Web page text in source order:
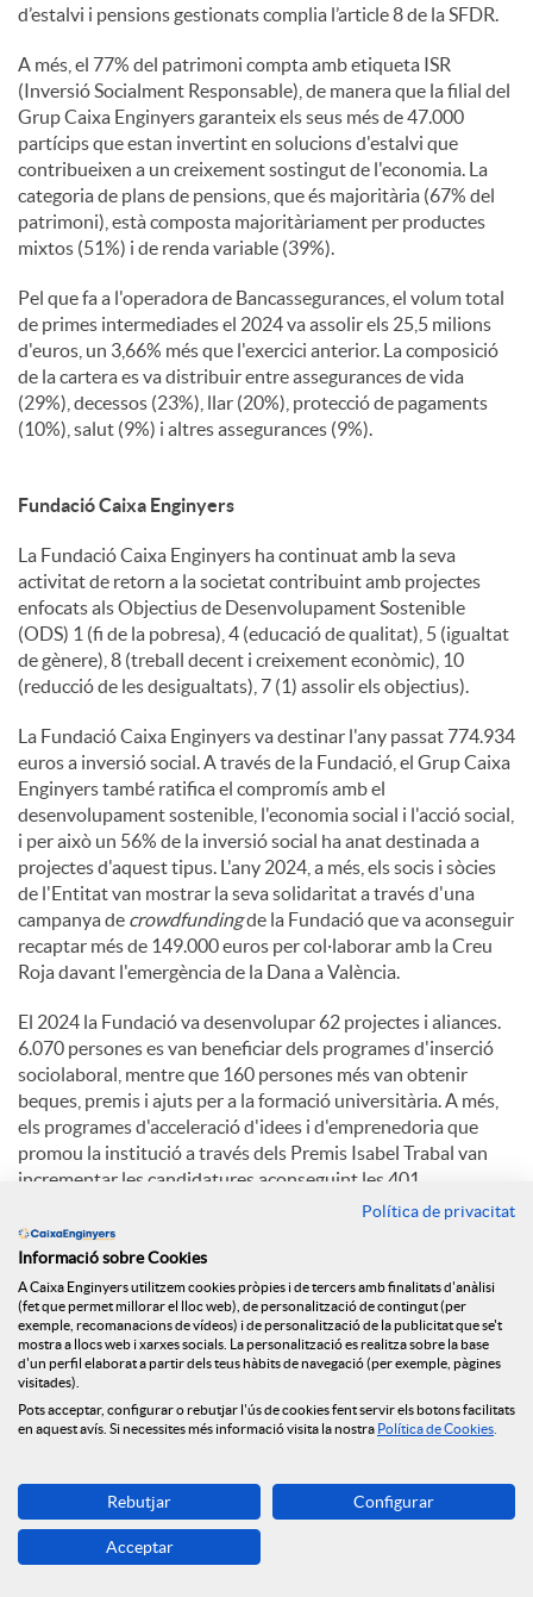
d’estalvi i pensions gestionats complia l’article 8 de la SFDR.
A més, el 77% del patrimoni compta amb etiqueta ISR
(Inversió Socialment Responsable), de manera que la filial del
Grup Caixa Enginyers garanteix els seus més de 47.000
partícips que estan invertint en solucions d'estalvi que
contribueixen a un creixement sostingut de l'economia. La
categoria de plans de pensions, que és majoritària (67% del
patrimoni), està composta majoritàriament per productes
mixtos (51%) i de renda variable (39%).
Pel que fa a l'operadora de Bancassegurances, el volum total
de primes intermediades el 2024 va assolir els 25,5 milions
d'euros, un 3,66% més que l'exercici anterior. La composició
de la cartera es va distribuir entre assegurances de vida
(29%), decessos (23%), llar (20%), protecció de pagaments
(10%), salut (9%) i altres assegurances (9%).
Fundació Caixa Enginyers
La Fundació Caixa Enginyers ha continuat amb la seva
activitat de retorn a la societat contribuint amb projectes
enfocats als Objectius de Desenvolupament Sostenible
(ODS) 1 (fi de la pobresa), 4 (educació de qualitat), 5 (igualtat
de gènere), 8 (treball decent i creixement econòmic), 10
(reducció de les desigualtats), 7 (1) assolir els objectius).
La Fundació Caixa Enginyers va destinar l'any passat 774.934
euros a inversió social. A través de la Fundació, el Grup Caixa
Enginyers també ratifica el compromís amb el
desenvolupament sostenible, l'economia social i l'acció social,
i per això un 56% de la inversió social ha anat destinada a
projectes d'aquest tipus. L'any 2024, a més, els socis i sòcies
de l'Entitat van mostrar la seva solidaritat a través d'una
campanya de crowdfundingde la Fundació que va aconseguir
recaptar més de 149.000 euros per col·laborar amb la Creu
Roja davant l'emergència de la Dana a València.
El 2024 la Fundació va desenvolupar 62 projectes i aliances.
6.070 persones es van beneficiar dels programes d'inserció
sociolaboral, mentre que 160 persones més van obtenir
beques, premis i ajuts per a la formació universitària. A més,
els programes d'acceleració d'idees i d'emprenedoria que
promou la institució a través dels Premis Isabel Trabal van
incrementar les candidatures aconseguint les 401.
Perspectives per al 2025
Per a l'exercici en curs, el Grup Caixa Enginyers preveu un
context macroeconòmic caracteritzat per l'elevada incertesa
geopolítica, que pot provocar fluctuacions als mercats, i
noves retallades de tipus d'interès dels principals bancs
centrals. A nivell sectorial, cal esperar una elevada pressió
relacionada amb les condicions de crèdit i les hipoteques, així
tot cas condicionades als esdeveniments geopolítics.
En aquest context, el Grup Caixa Enginyers assumeix el repte
de créixer en volum de negoci al voltant del 10%, continuar
Política de privacitat
Informació sobre Cookies
A Caixa Enginyers utilitzem cookies pròpies i de tercers amb finalitats d'anàlisi
(fet que permet millorar el lloc web), de personalització de contingut (per
exemple, recomanacions de vídeos) i de personalització de la publicitat que se't
mostra a llocs web i xarxes socials. La personalització es realitza sobre la base
d'un perfil elaborat a partir dels teus hàbits de navegació (per exemple, pàgines
visitades).
Pots acceptar, configurar o rebutjar l'ús de cookies fent servir els botons facilitats
en aquest avís. Si necessites més informació visita la nostra Política de Cookies
Rebutjar Configurar
Acceptar